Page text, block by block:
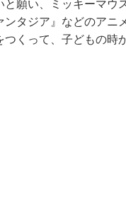
願い、ミッキーマウ
タジア』などのアニ
くって、子どもの時